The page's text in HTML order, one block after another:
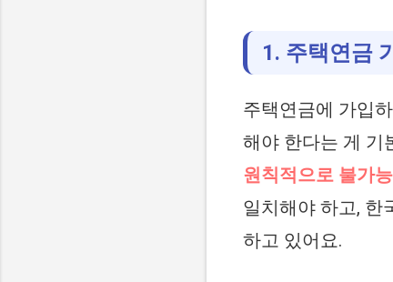
1. 주택연금
주택연금에 가입
해야 한다는 게 기
원칙적으로 불가능
일치해야 하고, 한
하고 있어요.